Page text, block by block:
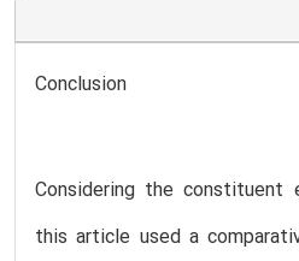
Conclusion
Considering the constituent
this article used a